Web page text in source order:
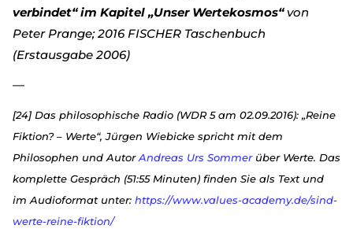
verbindet“ im Kapitel „Unser Wertekosmos“von
Peter Prange; 2016 FISCHER Taschenbuch
(Erstausgabe 2006)
—
[24] Das philosophische Radio (WDR 5 am 02.09.2016): „Reine
Fiktion? – Werte“, Jürgen Wiebicke spricht mit dem
Philosophen und AutorAndreas Urs Sommerüber Werte. Das
komplette Gespräch (51:55 Minuten) finden Sie als Text und
im Audioformat unter: https://www.values-academy.de/sind-
werte-reine-fiktion/